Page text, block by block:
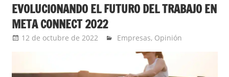
EVOLUCIONANDO EL FUTURO DEL TRABAJO EN
META CONNECT 2022
12 de octubre de 2022 Ernesto Herrera
Empresas, Opinión